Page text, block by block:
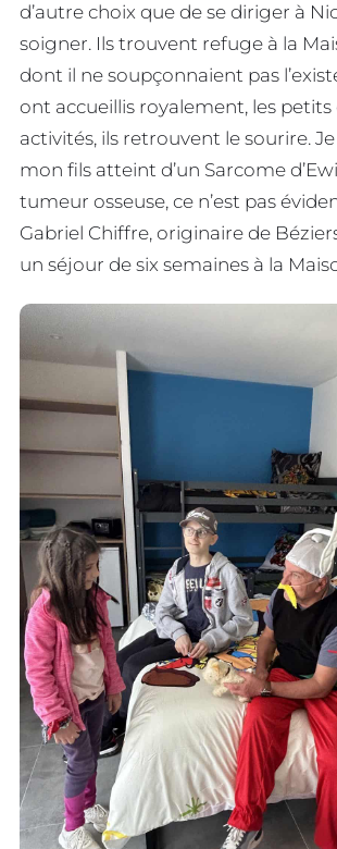
d’autre choix que de se diriger à
soigner. Ils trouvent refuge à la
dont il ne soupçonnaient pas
ont accueillis royalement, les petits
activités, ils retrouvent le sourire.
mon fils atteint d’un Sarcome
tumeur osseuse, ce n’est pas
Gabriel Chiffre, originaire de
un séjour de six semaines à la